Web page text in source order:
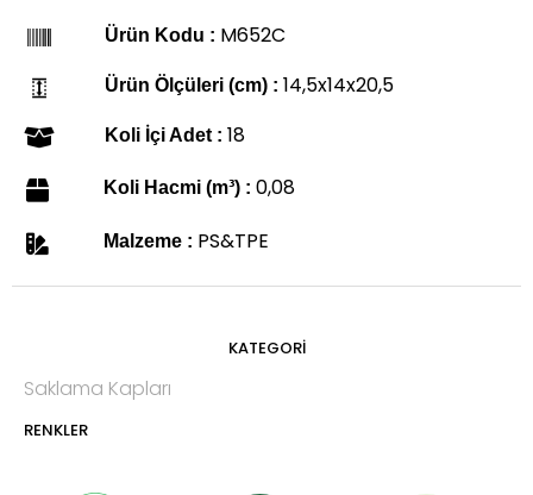
Ürün Kodu : M652C
Ürün Ölçüleri (cm) : 14,5x14x20,5
Koli İçi Adet : 18
Koli Hacmi (m³) : 0,08
Malzeme : PS&TPE
KATEGORİ
Saklama Kapları
RENKLER